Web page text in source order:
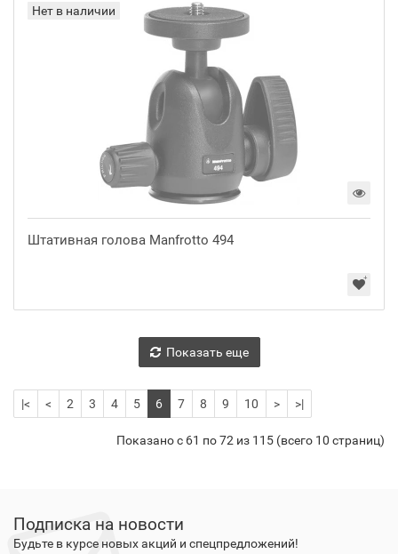
Нет в наличии
Штативная голова Manfrotto 494
Показать еще
|< < 2 3 4 5 6 7 8 9 10 > >|
Показано с 61 по 72 из 115 (всего 10 страниц)
Подписка на новости
Будьте в курсе новых акций и спецпредложений!